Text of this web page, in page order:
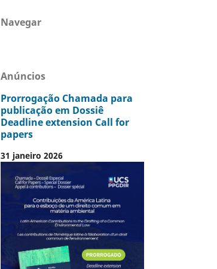
Navegar
Anúncios
Prorrogação Chamada para
publicação em Dossiê
Deadline extension Call for
papers
31 janeiro 2026